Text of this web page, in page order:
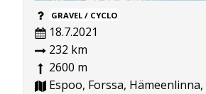
GRAVEL / CYCLO
18.7.2021
232 km
2600 m
Espoo, Forssa,